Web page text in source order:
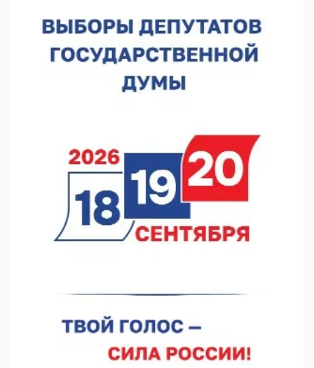
06.08.2026 15:26
Видели ночь, бежали всю ночь... На Нижневолжской
набережной прошел необычный забег
Нижегородские хирурги выполнили трансоральную
операцию на щитовидной железе
06.08.2026 15:03
Более 30 нижегородцев прошли обучение для соцконтракта
06.08.2026 14:46